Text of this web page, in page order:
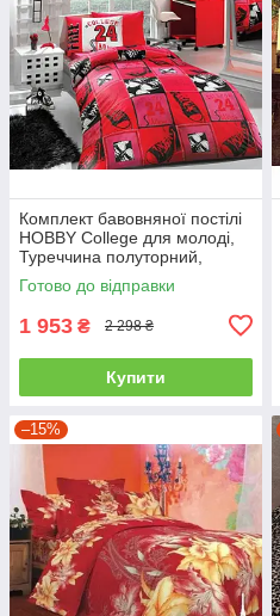
Комплект бавовняної постілі
HOBBY College для молоді,
Туреччина полуторний,
червоний
Готово до відправки
1 953 ₴ 2 298 ₴
Купити
–15%